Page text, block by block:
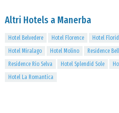
Altri Hotels a Manerba
Hotel Belvedere Hotel Florence Hotel
Hotel Miralago
Hotel Molino Residence
Residence Rio Selva
Hotel Splendid Sole
Hotel La Romantica